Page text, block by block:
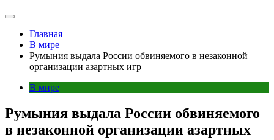
Главная
В мире
Румыния выдала России обвиняемого в незаконной
организации азартных игр
В мире
Румыния выдала России обвиняемого
в незаконной организации азартных